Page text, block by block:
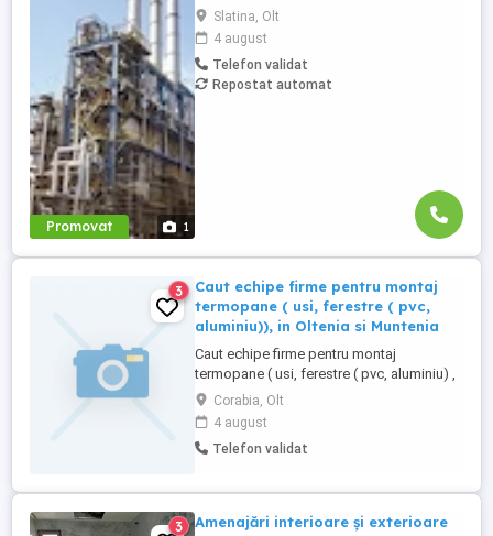
Promovat 1
industriale in rafinarii, combinate
petrochimice, otelarii ofera locuri de
munca in Belgia pentru: - schelari
muncitori necalificati pentru activitatea de
montaj demontaj schele industriale; -
Slatina, Olt
4 august
Telefon validat
Repostat automat
3
Caut echipe firme pentru montaj
termopane ( usi, ferestre ( pvc,
aluminiu)), in Oltenia si Muntenia
Caut echipe firme pentru montaj
termopane ( usi, ferestre ( pvc, aluminiu) ,
rulouri), in Oltenia si Muntenia.
Corabia, Olt
4 august
Telefon validat
3 Amenajări interioare și exterioare